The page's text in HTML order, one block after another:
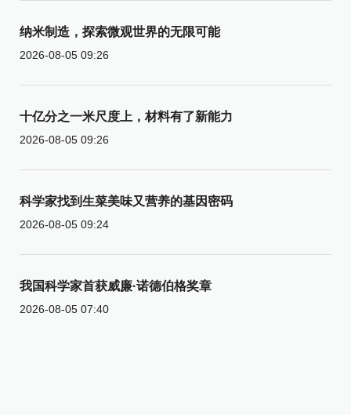
纳米制造，探索微观世界的无限可能
2026-08-05 09:26
十亿分之一米尺度上，材料有了新能力
2026-08-05 09:26
科学家找到生菜美味又营养的基因密码
2026-08-05 09:24
我国科学家首获威廉·诺德伯格奖章
2026-08-05 07:40